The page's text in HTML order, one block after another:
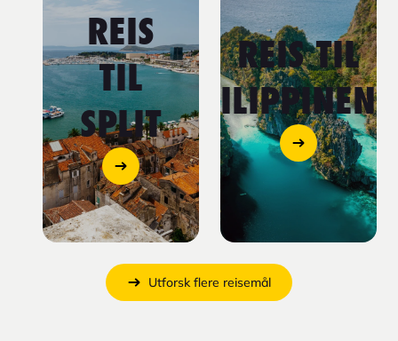
TIL
REIS
TIL
SPLIT
REIS TIL
FILIPPINENE
Utforsk flere reisemål